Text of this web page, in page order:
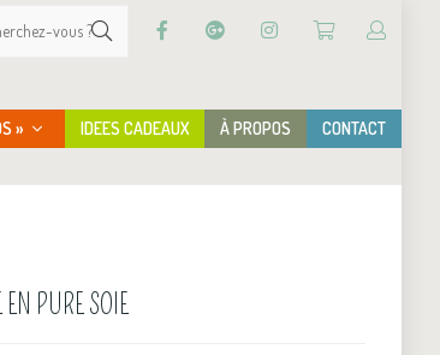
» IDEES CADEAUX À PROPOS CONTACT
PURE SOIE